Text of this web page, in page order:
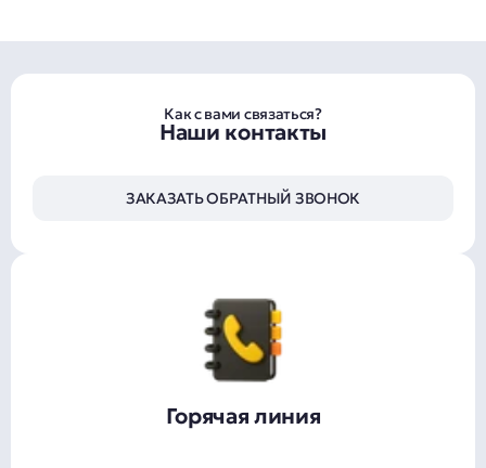
Как с вами связаться?
Наши контакты
ЗАКАЗАТЬ ОБРАТНЫЙ ЗВОНОК
Горячая линия